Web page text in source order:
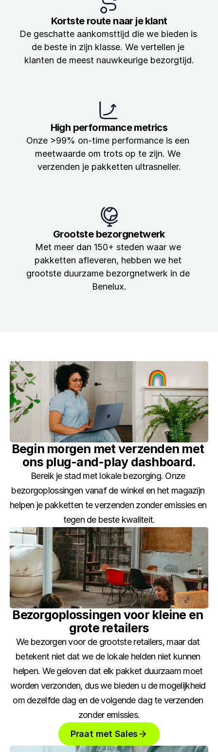
Kortste route naar je klant
De geschatte aankomsttijd die we bieden is
de beste in zijn klasse. We vertellen je
klanten de meest nauwkeurige bezorgtijd.
High performance metrics
Onze >99% on-time performance is een
meetwaarde om trots op te zijn. We
verzenden je pakketten ultrasneller.
Grootste bezorgnetwerk
Met meer dan 150+ steden waar we
pakketten afleveren, hebben we het
grootste duurzame bezorgnetwerk in de
Benelux.
Begin morgen met verzenden met
ons plug-and-play dashboard.
Bereik je stad met lokale bezorging. Onze
bezorgoplossingen vanaf de winkel en het magazijn
helpen je pakketten te verzenden zonder emissies en
tegen de beste kwaliteit.
Bezorgoplossingen voor kleine en
grote retailers
We bezorgen voor de grootste retailers, maar dat
betekent niet dat we de lokale helden niet kunnen
helpen. We geloven dat elk pakket duurzaam moet
worden verzonden, dus we bieden u de mogelijkheid
om dezelfde dag en de volgende dag te verzenden
zonder emissies.
Praat met Sales